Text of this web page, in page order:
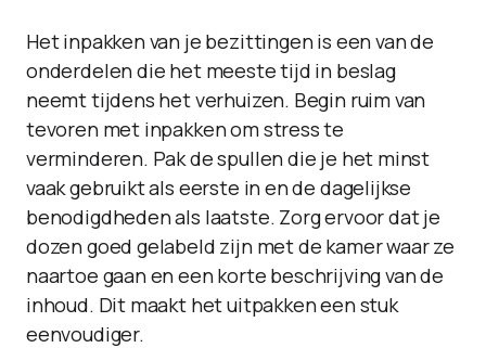
Het inpakken van je bezittingen is een van de
onderdelen die het meeste tijd in beslag
neemt tijdens het verhuizen. Begin ruim van
tevoren met inpakken om stress te
verminderen. Pak de spullen die je het minst
vaak gebruikt als eerste in en de dagelijkse
benodigdheden als laatste. Zorg ervoor dat je
dozen goed gelabeld zijn met de kamer waar ze
naartoe gaan en een korte beschrijving van de
inhoud. Dit maakt het uitpakken een stuk
eenvoudiger.